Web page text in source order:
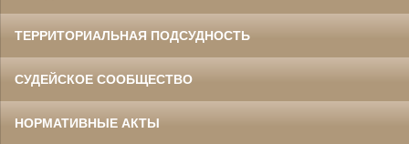
ТЕРРИТОРИАЛЬНАЯ ПОДСУДНОСТЬ
СУДЕЙСКОЕ СООБЩЕСТВО
НОРМАТИВНЫЕ АКТЫ